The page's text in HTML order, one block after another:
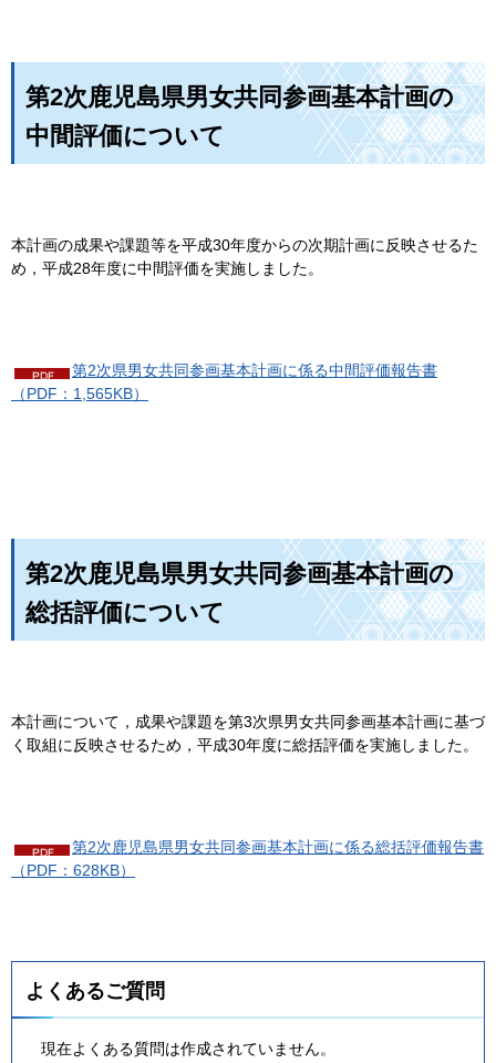
第2次鹿児島県男女共同参画基本計画の
中間評価について
本計画の成果や課題等を平成30年度からの次期計画に反映させるた
め，平成28年度に中間評価を実施しました。
第2次県男女共同参画基本計画に係る中間評価報告書
（PDF：1,565KB）
第2次鹿児島県男女共同参画基本計画の
総括評価について
本計画について，成果や課題を第3次県男女共同参画基本計画に基づ
く取組に反映させるため，平成30年度に総括評価を実施しました。
第2次鹿児島県男女共同参画基本計画に係る総括評価報告書
（PDF：628KB）
よくあるご質問
現在よくある質問は作成されていません。